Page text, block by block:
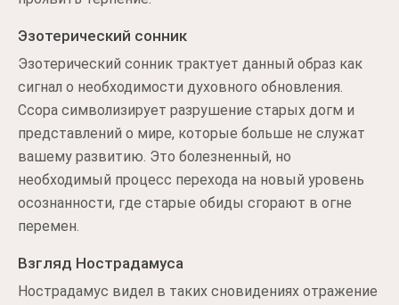
Эзотерический сонник
Эзотерический сонник трактует данный образ как
сигнал о необходимости духовного обновления.
Ссора символизирует разрушение старых догм и
представлений о мире, которые больше не служат
вашему развитию. Это болезненный, но
необходимый процесс перехода на новый уровень
осознанности, где старые обиды сгорают в огне
перемен.
Взгляд Нострадамуса
Нострадамус видел в таких сновидениях отражение